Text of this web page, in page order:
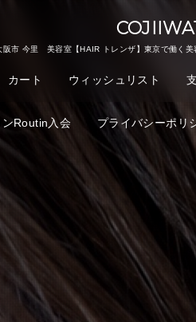
阪市 今里 美容室【HAIR トレンザ】東京で働く美
カート ウィッシュリスト
Routin入会 プライバシーポリ